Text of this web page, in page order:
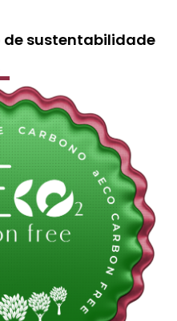
de sustentabilidade